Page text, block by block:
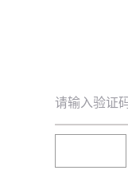
请输入验证